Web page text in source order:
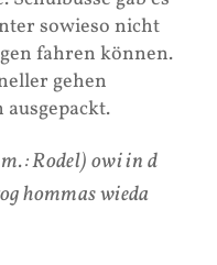
sowieso nicht
fahren können.
gehen
Rodel) owi in d
hommas wieda